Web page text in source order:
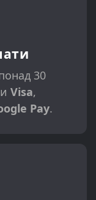
30
Visa,
Pay.